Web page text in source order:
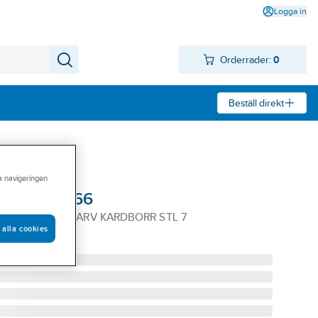
Logga in
Orderrader: 0
Beställ direkt
Tegera 166
166 NÖTNARV KARDBORR STL 7
navigeringen
alla cookies